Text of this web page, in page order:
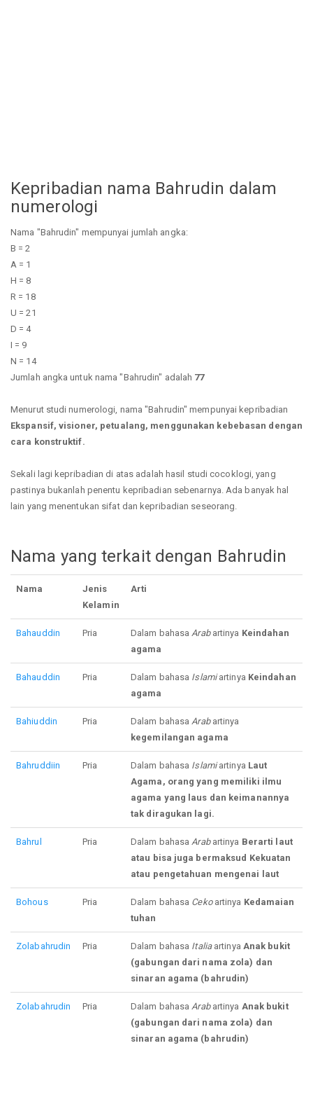
Kepribadian nama Bahrudin dalam
numerologi
Nama "Bahrudin" mempunyai jumlah angka:
B = 2
A = 1
H = 8
R = 18
U = 21
D = 4
I = 9
N = 14
Jumlah angka untuk nama "Bahrudin" adalah 77
Menurut studi numerologi, nama "Bahrudin" mempunyai kepribadian
Ekspansif, visioner, petualang, menggunakan kebebasan dengan
cara konstruktif.
Sekali lagi kepribadian di atas adalah hasil studi cocoklogi, yang
pastinya bukanlah penentu kepribadian sebenarnya. Ada banyak hal
lain yang menentukan sifat dan kepribadian seseorang.
Nama yang terkait dengan Bahrudin
Nama
Jenis
Kelamin
Arti
Bahauddin Pria Dalam bahasaArabartinya Keindahan
agama
Bahauddin Pria Dalam bahasa Islamiartinya Keindahan
agama
Bahiuddin Pria Dalam bahasaArabartinya
kegemilangan agama
Bahruddiin Pria Dalam bahasa Islamiartinya Laut
Agama, orang yang memiliki ilmu
agama yang laus dan keimanannya
tak diragukan lagi.
Bahrul Pria Dalam bahasaArabartinya Berarti laut
atau bisa juga bermaksud Kekuatan
atau pengetahuan mengenai laut
Bohous Pria Dalam bahasa Cekoartinya Kedamaian
tuhan
Zolabahrudin Pria Dalam bahasa Italiaartinya Anak bukit
(gabungan dari nama zola) dan
sinaran agama (bahrudin)
Zolabahrudin Pria Dalam bahasaArabartinya Anak bukit
(gabungan dari nama zola) dan
sinaran agama (bahrudin)